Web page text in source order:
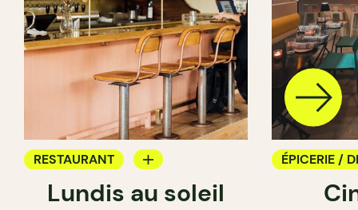
RESTAURANT
BAR À VIN
Lundis au soleil
ÉPICERIE /
COMPTOIR